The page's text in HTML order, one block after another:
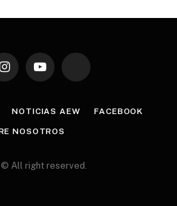
InstagramYouTube TikTok
NOTICIAS AEW FACEBOOK
NOSOTROS
All right reserved.